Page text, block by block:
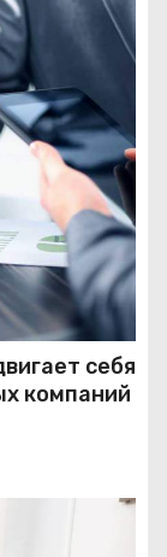
себя
компаний